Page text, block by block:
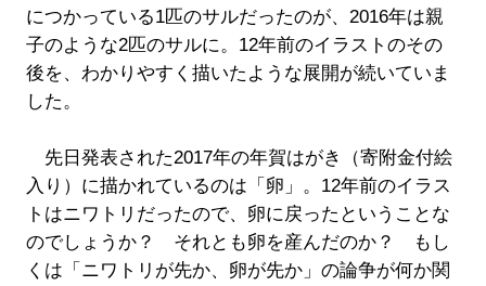
につかっている1匹のサルだったのが、2016年は親
子のような2匹のサルに。12年前のイラストのその
後を、わかりやすく描いたような展開が続いていま
した。
先日発表された2017年の年賀はがき（寄附金付絵
入り）に描かれているのは「卵」。12年前のイラス
トはニワトリだったので、卵に戻ったということな
のでしょうか？ それとも卵を産んだのか？ もし
くは「ニワトリが先か、卵が先か」の論争が何か関